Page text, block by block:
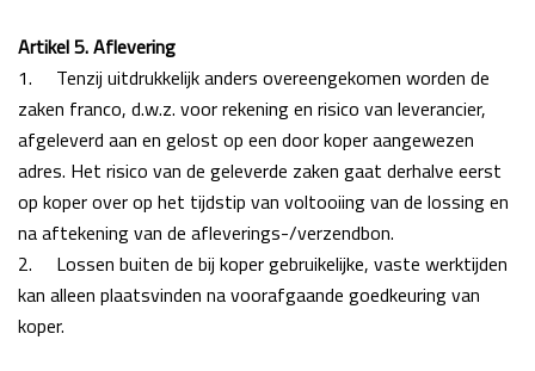
Artikel 5. Aflevering
1.
Tenzij uitdrukkelijk anders overeengekomen worden de
zaken franco, d.w.z. voor rekening en risico van leverancier,
afgeleverd aan en gelost op een door koper aangewezen
adres. Het risico van de geleverde zaken gaat derhalve eerst
op koper over op het tijdstip van voltooiing van de lossing en
na aftekening van de afleverings-/verzendbon.
2.
Lossen buiten de bij koper gebruikelijke, vaste werktijden
kan alleen plaatsvinden navoorafgaande goedkeuring van
koper.